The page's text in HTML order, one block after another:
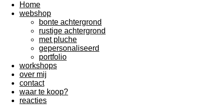
Home
webshop
bonte achtergrond
rustige achtergrond
met pluche
gepersonaliseerd
portfolio
workshops
over mij
contact
waar te koop?
reacties